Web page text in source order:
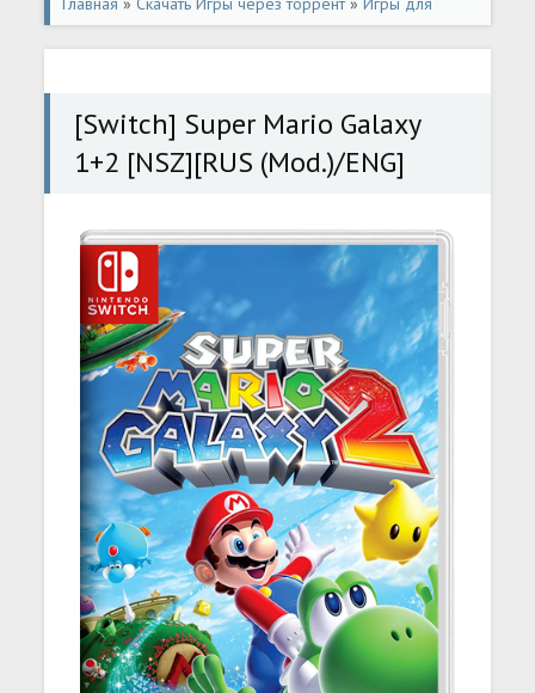
консолей»Игры для Nintendo Switch
[Switch] Super Mario Galaxy
1+2 [NSZ][RUS (Mod.)/ENG]